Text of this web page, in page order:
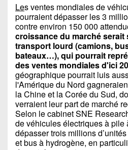
Les ventes mondiales de
pourraient dépasser les 3
contre environ 150 000
croissance du marché
transport lourd (camions,
bateaux…), qui pourrait
des ventes mondiales d'ici
géographique pourrait luis
l'Amérique du Nord
la Chine et la Corée du Sud,
verraient leur part de marché
Selon le cabinet SNE
de véhicules électriques à
dépasser trois millions
et bus à hydrogène, en